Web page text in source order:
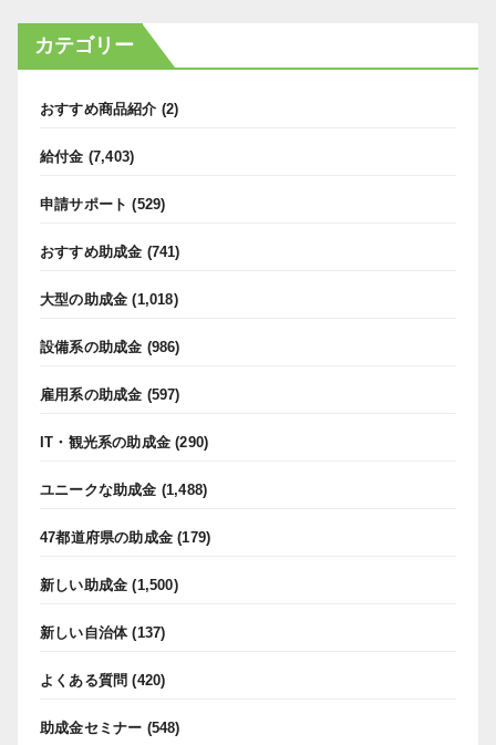
カテゴリー
おすすめ商品紹介 (2)
給付金 (7,403)
申請サポート (529)
おすすめ助成金 (741)
大型の助成金 (1,018)
設備系の助成金 (986)
雇用系の助成金 (597)
IT・観光系の助成金 (290)
ユニークな助成金 (1,488)
47都道府県の助成金 (179)
新しい助成金 (1,500)
新しい自治体(137)
よくある質問 (420)
助成金セミナー (548)